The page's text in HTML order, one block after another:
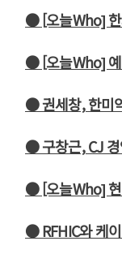
● [오늘Who] 한
● [오늘Who] 예
● 권세창, 한미
● 구창근, CJ 경
● [오늘Who] 현
● RFHIC와 케